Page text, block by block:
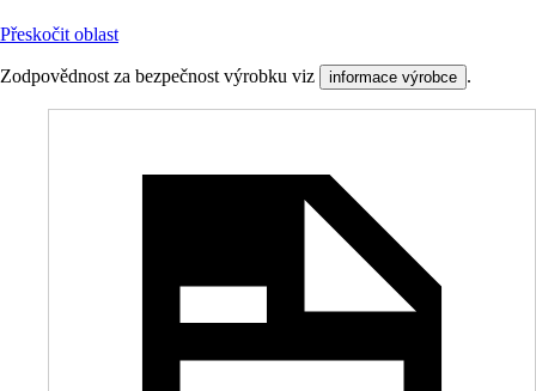
Přeskočit oblast
Zodpovědnost za bezpečnost výrobku viz informace výrobce .